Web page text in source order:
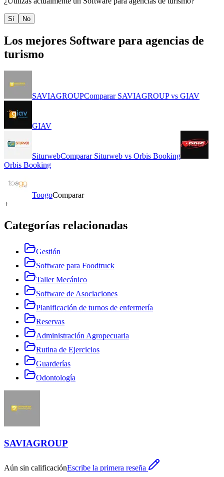
Sí No
Los mejores Software para agencias de
turismo
SAVIAGROUPComparar SAVIAGROUPvs GIAV
GIAV
SiturwebComparar Siturweb vs Orbis Booking
Orbis Booking
ToogoComparar
+
Categorías relacionadas
Gestión
Software para Foodtruck
Taller Mecánico
Software de Asociaciones
Planificación de turnos de enfermería
Reservas
Administración Agropecuaria
Rutina de Ejercicios
Guarderías
Odontología
SAVIAGROUP
Aún sin calificaciónEscribe la primera reseña